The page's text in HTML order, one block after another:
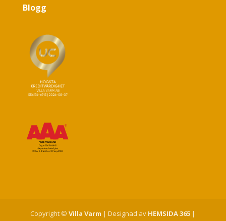
Blogg
Copyright ©Villa Varm | Designad av HEMSIDA 365 |